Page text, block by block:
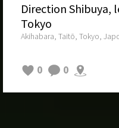
Direction Shibuya,
Tokyo
Akihabara, Taitō, Tokyo,
0 0